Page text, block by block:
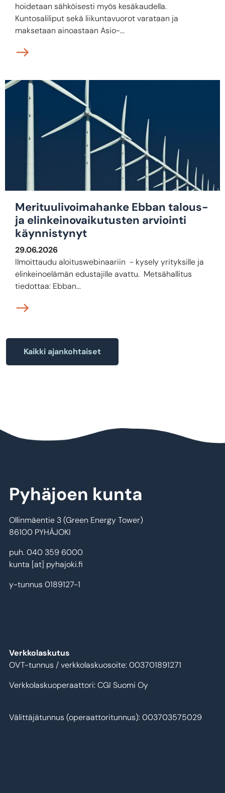
hoidetaan sähköisesti myös kesäkaudella.
Kuntosaliliput sekä liikuntavuorot varataan ja
maksetaan ainoastaan Asio-...
Merituulivoimahanke Ebban talous-
ja elinkeinovaikutusten arviointi
käynnistynyt
29.06.2026
Ilmoittaudu aloituswebinaariin - kysely yrityksille ja
elinkeinoelämän edustajille avattu. Metsähallitus
tiedottaa: Ebban...
Kaikki ajankohtaiset
Pyhäjoen kunta
Ollinmäentie 3 (Green Energy Tower)
86100 PYHÄJOKI
puh. 040 359 6000
kunta [at] pyhajoki.fi
y-tunnus 0189127-1
Verkkolaskutus
OVT-tunnus / verkkolaskuosoite: 003701891271
Verkkolaskuoperaattori: CGI Suomi Oy
Välittäjätunnus (operaattoritunnus): 003703575029